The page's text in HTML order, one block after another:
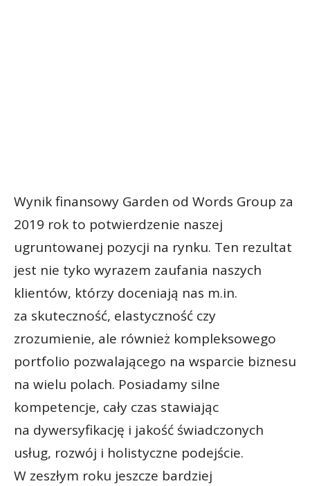
Wynik finansowy Garden od Words Group za
2019 rok to potwierdzenie naszej
ugruntowanej pozycji na rynku. Ten rezultat
jest nie tyko wyrazem zaufania naszych
klientów, którzy doceniają nas m.in.
za skuteczność, elastyczność czy
zrozumienie, ale również kompleksowego
portfolio pozwalającego na wsparcie biznesu
na wielu polach. Posiadamy silne
kompetencje, cały czas stawiając
na dywersyfikację i jakość świadczonych
usług, rozwój i holistyczne podejście.
W zeszłym roku jeszcze bardziej